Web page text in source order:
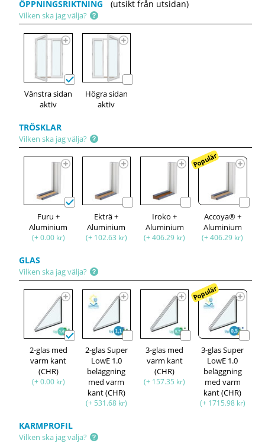
ÖPPNINGSRIKTNING (utsikt från utsidan)
Vilken ska jag välja?
Vänstra sidan
aktiv
Högra sidan
aktiv
TRÖSKLAR
Vilken ska jag välja?
Furu +
Aluminium
(+ 0.00 kr)
Ekträ +
Aluminium
(+ 102.63 kr)
Iroko +
Aluminium
(+ 406.29 kr)
Populär
Accoya® +
Aluminium
(+ 406.29 kr)
GLAS
Vilken ska jag välja?
2-glas med
varm kant
(CHR)
(+ 0.00 kr)
2-glas Super
LowE 1.0
beläggning
med varm
kant (CHR)
(+ 531.68 kr)
3-glas med
varm kant
(CHR)
(+ 157.35 kr)
Populär
3-glas Super
LowE 1.0
beläggning
med varm
kant (CHR)
(+ 1715.98 kr)
KARMPROFIL
Vilken ska jag välja?